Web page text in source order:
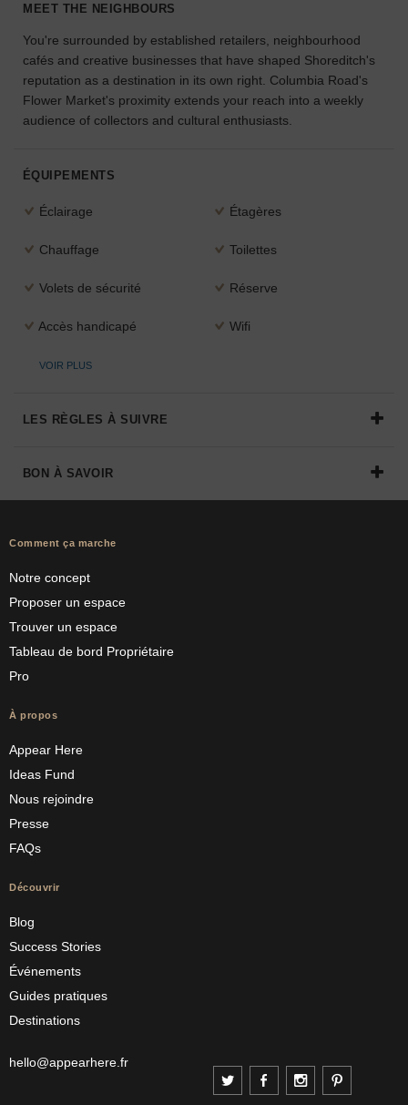
RECHERCHER
DES ESPACES
MEET THE NEIGHBOURS
You're surrounded by established retailers, neighbourhood
cafés and creative businesses that have shaped Shoreditch's
reputation as a destination in its own right. Columbia Road's
Flower Market's proximity extends your reach into a weekly
audience of collectors and cultural enthusiasts.
ÉQUIPEMENTS
Éclairage Étagères
Chauffage Toilettes
Volets de sécurité Réserve
Accès handicapé Wifi
VOIR PLUS
LES RÈGLES À SUIVRE
BON À SAVOIR
Comment ça marche
Notre concept
Proposer un espace
Trouver un espace
Tableau de bord Propriétaire
Pro
À propos
Appear Here
Ideas Fund
Nous rejoindre
Presse
FAQs
Découvrir
Blog
Success Stories
Événements
Guides pratiques
Destinations
hello@appearhere.fr